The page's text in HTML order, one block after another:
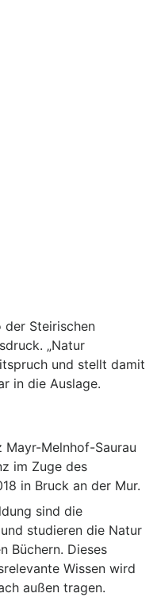
der Steirischen
„Natur
und stellt damit
in die Auslage.
sind die
studieren die Natur
Büchern. Dieses
Wissen wird
außen tragen.